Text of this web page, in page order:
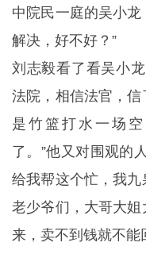
中院民一庭的吴小
解决，好不好？”
刘志毅看了看吴小
法院，相信法官，
是竹篮打水一场
了。”他又对围观的
给我帮这个忙，我九
老少爷们，大哥大
来，卖不到钱就不能